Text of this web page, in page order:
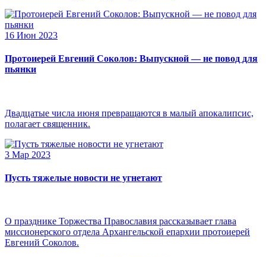
16 Июн 2023
Протоиерей Евгений Соколов: Выпускной — не повод для
пьянки
Двадцатые числа июня превращаются в малый апокалипсис,
полагает священник.
3 Мар 2023
Пусть тяжелые новости не угнетают
О празднике Торжества Православия рассказывает глава
миссионерского отдела Архангельской епархии протоиерей
Евгений Соколов.